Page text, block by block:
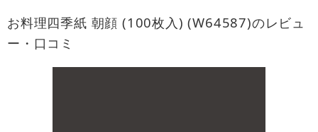
お料理四季紙 朝顔 (100枚入) (W64587)のレビュ
ー・口コミ